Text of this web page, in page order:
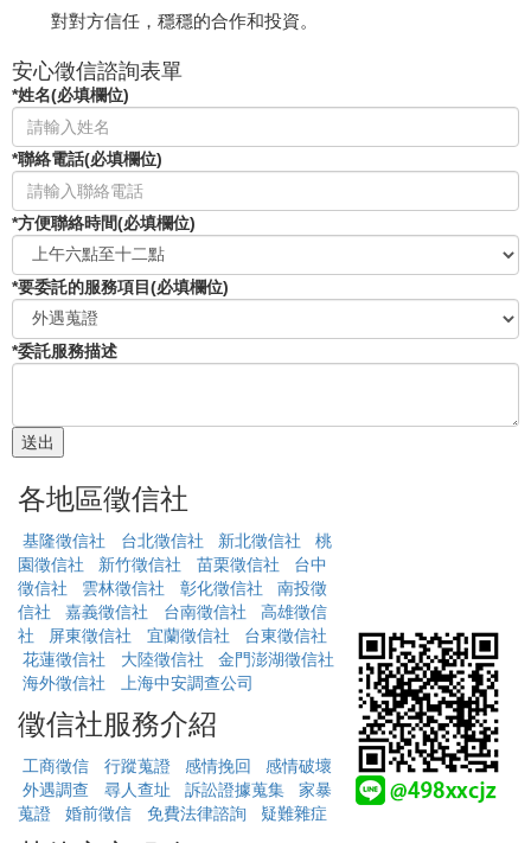
對對方信任，穩穩的合作和投資。
安心徵信諮詢表單
*姓名(必填欄位)
*聯絡電話(必填欄位)
*方便聯絡時間(必填欄位)
*要委託的服務項目(必填欄位)
*委託服務描述
各地區徵信社
基隆徵信社 台北徵信社 新北徵信社
桃
園徵信社
新竹徵信社 苗栗徵信社
台中
徵信社
雲林徵信社 彰化徵信社
南投徵
信社
嘉義徵信社 台南徵信社
高雄徵信
社
屏東徵信社 宜蘭徵信社
台東徵信社
花蓮徵信社
大陸徵信社
金門澎湖徵信社
海外徵信社
上海中安調查公司
徵信社服務介紹
工商徵信 行蹤蒐證 感情挽回
感情破壞
外遇調查
尋人查址 訴訟證據蒐集
家暴
蒐證
婚前徵信 免費法律諮詢 疑難雜症